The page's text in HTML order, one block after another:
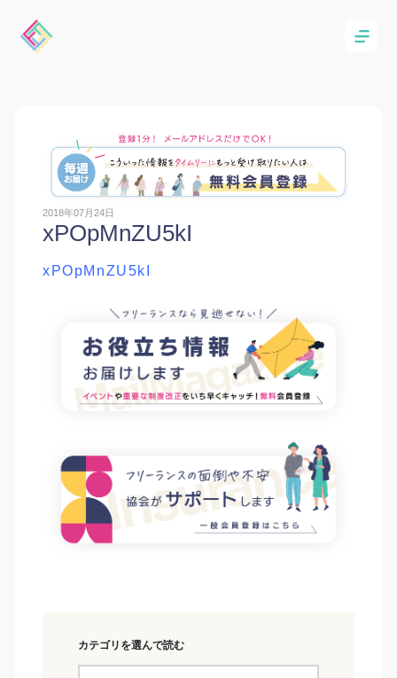
2018年07月24日
xPOpMnZU5kI
xPOpMnZU5kI
カテゴリを選んで読む